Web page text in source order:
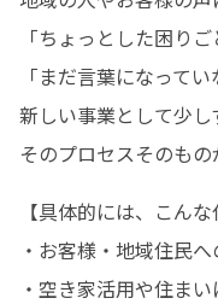
「ちょっとした困りご
「まだ言葉になって
新しい事業として少し
そのプロセスそのもの
【具体的には、こん
・お客様・地域住民
・空き家活用や住ま